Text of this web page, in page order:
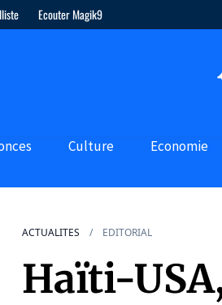
Ecouter Magik9
Culture Economie
ACTUALITES EDITORIAL
Haïti-